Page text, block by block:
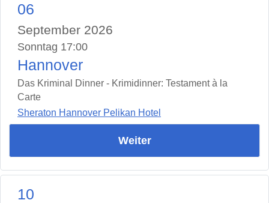
06
September 2026
Sonntag 17:00
Hannover
Das Kriminal Dinner - Krimidinner: Testament à la
Carte
Sheraton Hannover Pelikan Hotel
Weiter
10